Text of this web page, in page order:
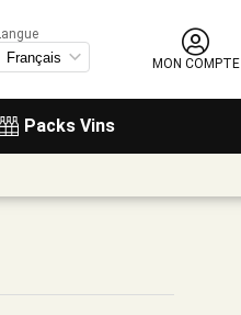
Packs Vins
MON COMPTE